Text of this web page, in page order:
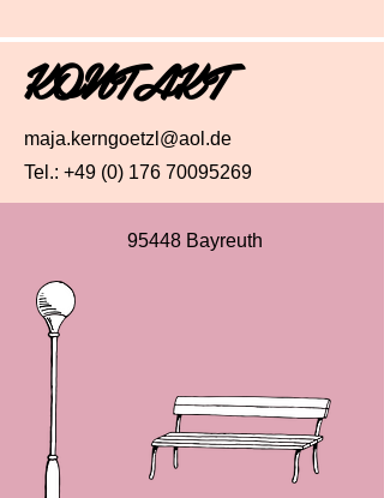
KONTAKT
maja.kerngoetzl@aol.de
Tel.: +49 (0) 176 70095269
95448 Bayreuth